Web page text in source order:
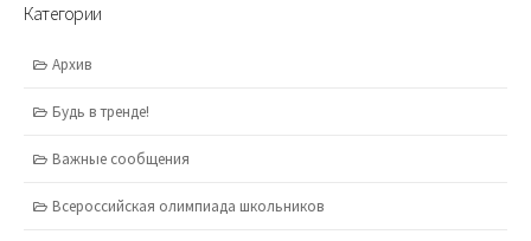
Категории
Архив
Будь в тренде!
Важные сообщения
Всероссийская олимпиада школьников